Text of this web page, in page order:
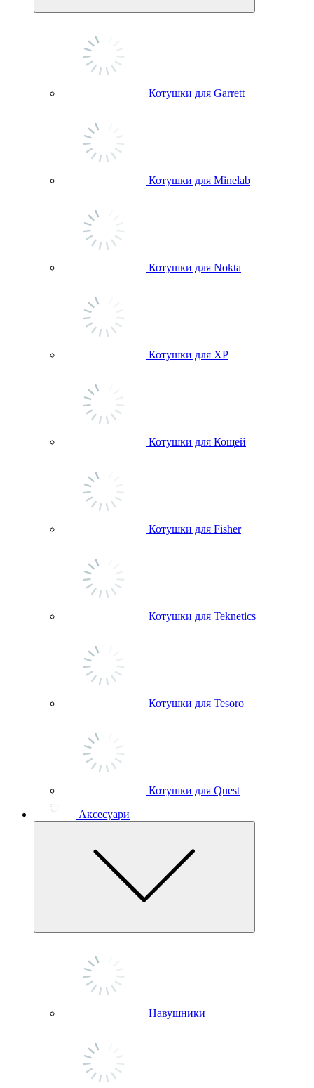
Котушки для Garrett
Котушки для Minelab
Котушки для Nokta
Котушки для ХР
Котушки для Кощей
Котушки для Fisher
Котушки для Teknetics
Котушки для Tesoro
Котушки для Quest
Аксесуари
Навушники